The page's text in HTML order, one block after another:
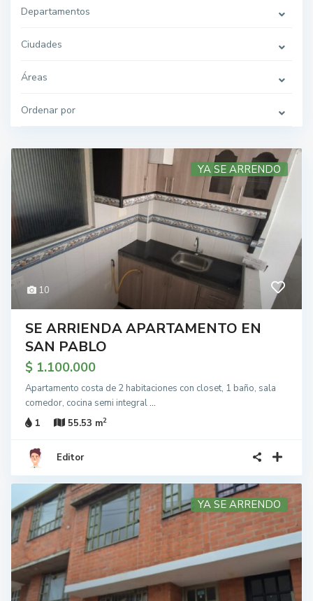
Departamentos
Ciudades
Áreas
Ordenar por
10
YA SE ARRENDO
SE ARRIENDA APARTAMENTO EN
SAN PABLO
$ 1.100.000
Apartamento costa de 2 habitaciones con closet, 1 baño, sala
comedor, cocina semi integral...
1
55.53 m2
Editor
YA SE ARRENDO